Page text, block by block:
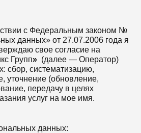
с Федеральным законом №
данных» от 27.07.2006 года я
свое согласие на
Групп» (далее — Оператор)
сбор, систематизацию,
уточнение (обновление,
передачу в целях
услуг на мое имя.
данных: